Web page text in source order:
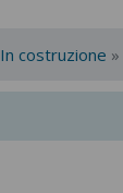
In costruzione »